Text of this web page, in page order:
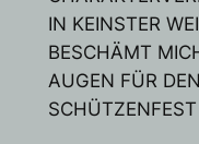
IN KEINSTER
BESCHÄMT
AUGEN FÜR